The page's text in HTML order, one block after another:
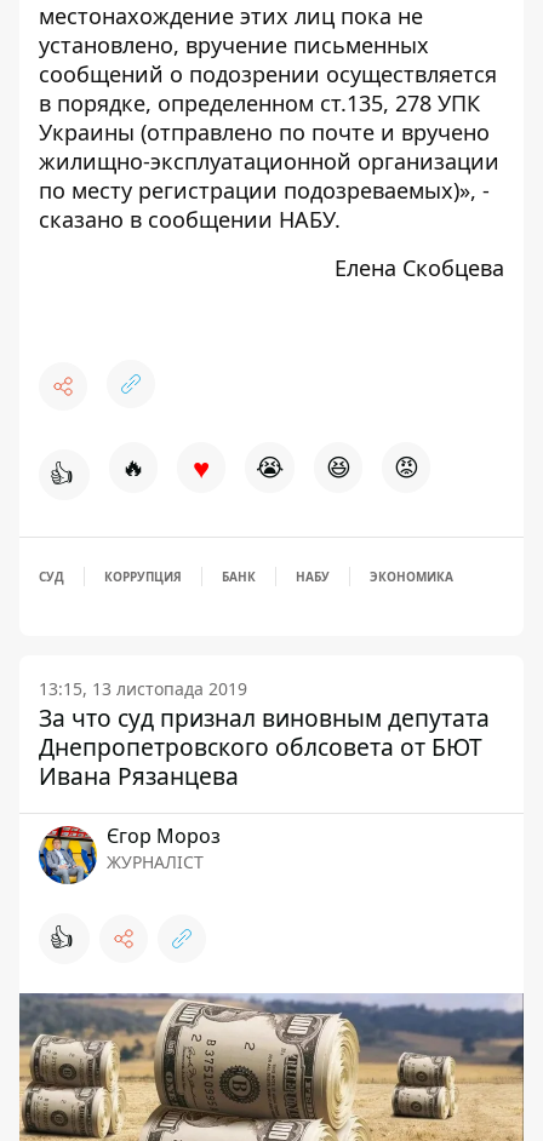
местонахождение этих лиц пока не
установлено, вручение письменных
сообщений о подозрении осуществляется
в порядке, определенном ст.135, 278 УПК
Украины (отправлено по почте и вручено
жилищно-эксплуатационной организации
по месту регистрации подозреваемых)», -
сказано в сообщении НАБУ.
Елена Скобцева
👍 🔥 ♥ 😭 😆 😡
СУД КОРРУПЦИЯ БАНК НАБУ ЭКОНОМИКА
13:15, 13 листопада 2019
За что суд признал виновным депутата
Днепропетровского облсовета от БЮТ
Ивана Рязанцева
Єгор Мороз
ЖУРНАЛІСТ
👍